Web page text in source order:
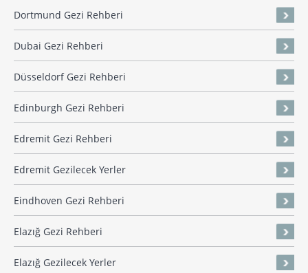
Dortmund Gezi Rehberi
Dubai Gezi Rehberi
Düsseldorf Gezi Rehberi
Edinburgh Gezi Rehberi
Edremit Gezi Rehberi
Edremit Gezilecek Yerler
Eindhoven Gezi Rehberi
Elazığ Gezi Rehberi
Elazığ Gezilecek Yerler